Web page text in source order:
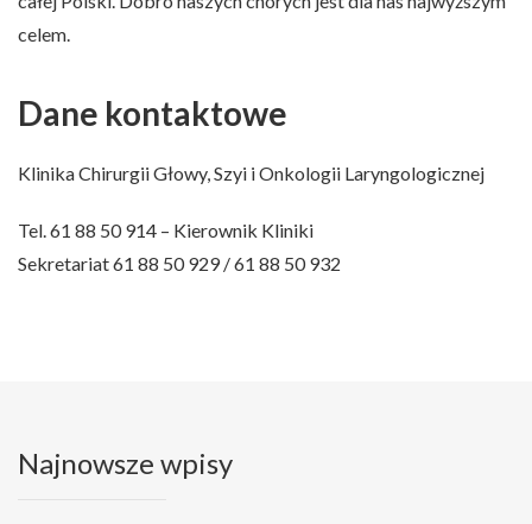
celem.
Dane kontaktowe
Klinika Chirurgii Głowy, Szyi i Onkologii Laryngologicznej
Tel. 61 88 50 914 – Kierownik Kliniki
Sekretariat 61 88 50 929 / 61 88 50 932
Najnowsze wpisy